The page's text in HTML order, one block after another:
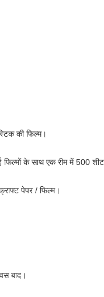
की फिल्म।
के साथ एक रीम में 500
पेपर / फिल्म।
बाद।